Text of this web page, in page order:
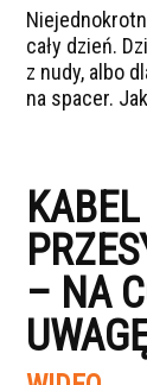
cały dzień.
z nudy, albo
na spacer.
– NA